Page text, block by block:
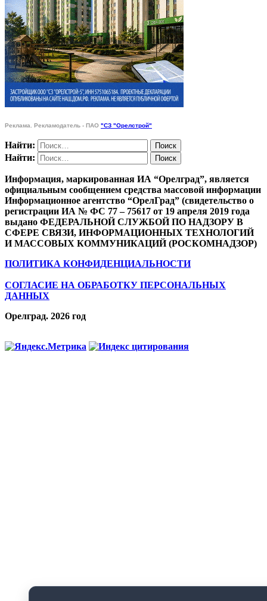
Реклама. Рекламодатель - ПАО "СЗ "Орелстрой"
Найти:
Найти:
Информация, маркированная ИА “Орелград”, является
официальным сообщением средства массовой информации
Информационное агентство “ОрелГрад” (свидетельство о
регистрации ИА № ФС 77 – 75617 от 19 апреля 2019 года
выдано ФЕДЕРАЛЬНОЙ СЛУЖБОЙ ПО НАДЗОРУ В
СФЕРЕ СВЯЗИ, ИНФОРМАЦИОННЫХ ТЕХНОЛОГИЙ
И МАССОВЫХ КОММУНИКАЦИЙ (РОСКОМНАДЗОР)
ПОЛИТИКА КОНФИДЕНЦИАЛЬНОСТИ
СОГЛАСИЕ НА ОБРАБОТКУ ПЕРСОНАЛЬНЫХ
ДАННЫХ
Орелград. 2026 год